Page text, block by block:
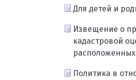
Для детей и
Извещение о
кадастровой
Политика в